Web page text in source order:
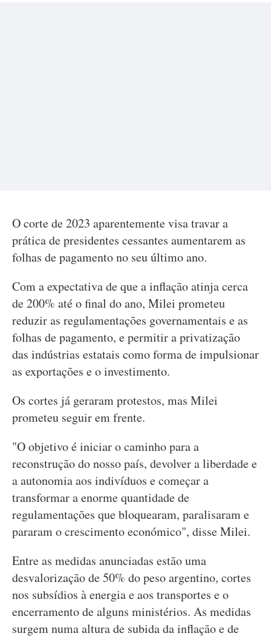
O corte de 2023 aparentemente visa travar a
prática de presidentes cessantes aumentarem as
folhas de pagamento no seu último ano.
Com a expectativa de que a inflação atinja cerca
de 200% até o final do ano, Milei prometeu
reduzir as regulamentações governamentais e as
folhas de pagamento, e permitir a privatização
das indústrias estatais como forma de impulsionar
as exportações e o investimento.
Os cortes já geraram protestos, mas Milei
prometeu seguir em frente.
"O objetivo é iniciar o caminho para a
reconstrução do nosso país, devolver a liberdade e
a autonomia aos indivíduos e começar a
transformar a enorme quantidade de
regulamentações que bloquearam, paralisaram e
pararam o crescimento económico", disse Milei.
Entre as medidas anunciadas estão uma
desvalorização de 50% do peso argentino, cortes
nos subsídios à energia e aos transportes e o
encerramento de alguns ministérios. As medidas
surgem numa altura de subida da inflação e de